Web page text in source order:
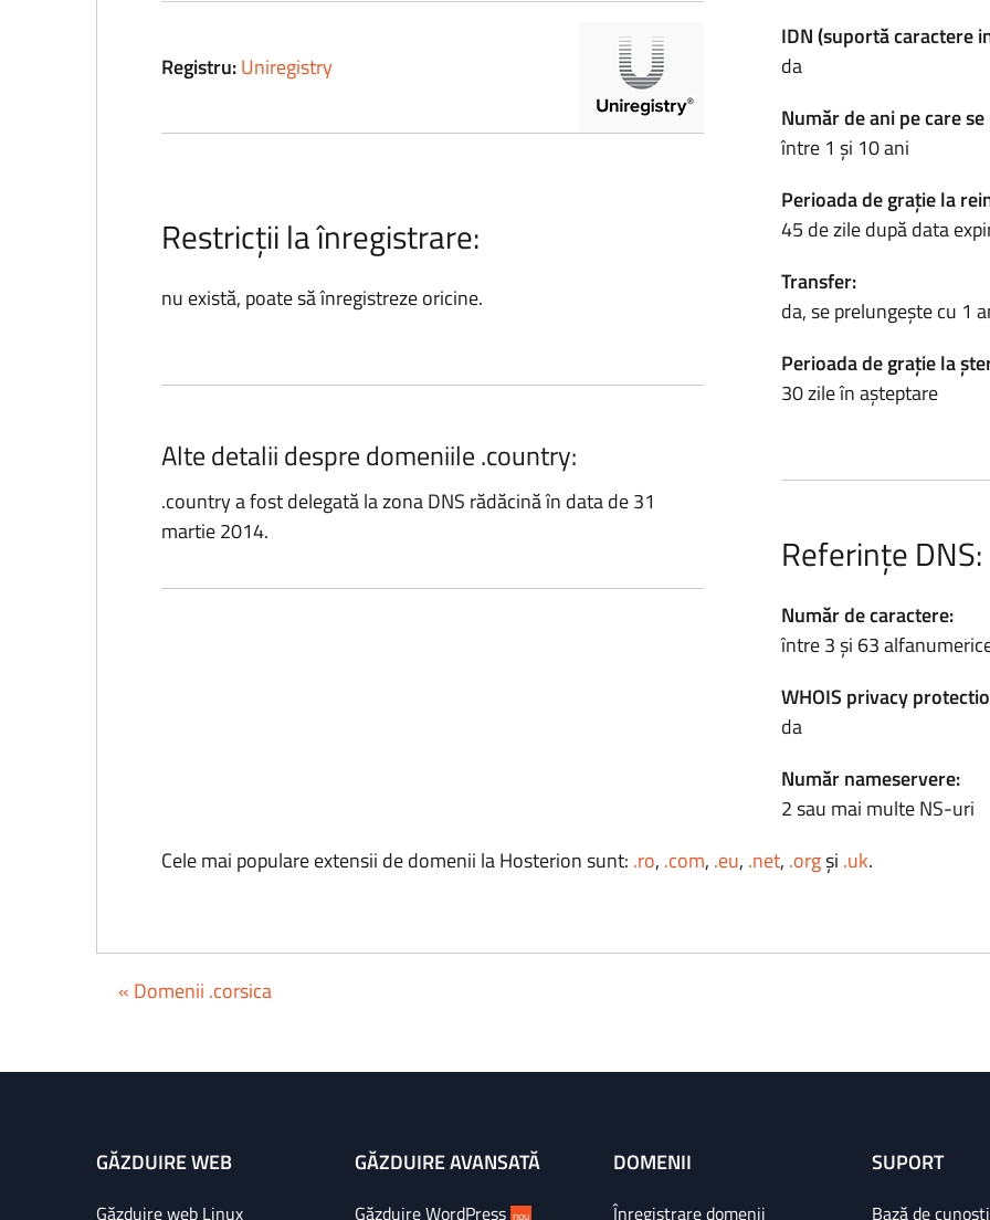
Registru:Uniregistry
Restricții la înregistrare:
nu există, poate să înregistreze oricine.
Alte detalii despre domeniile .country:
.country a fost delegată la zona DNS rădăcină în data de 31
martie 2014.
IDN (suportă caractere
da
Număr de ani pe care
între 1 și 10 ani
Perioada de grație la
45 de zile după data
Transfer:
da, se prelungește cu 1
Perioada de grație la
30 zile în așteptare
Referințe DNS:
Număr de caractere:
între 3 și 63
WHOIS privacy
da
Număr nameservere:
2 sau mai multe NS-uri
Cele mai populare extensii de domenii la Hosterion sunt: .ro, .com, .eu, .net, .orgși .uk.
« Domenii .corsica
GĂZDUIRE WEB
Găzduire web Linux
GĂZDUIRE AVANSATĂ
Găzduire WordPress nou
DOMENII
Înregistrare domenii
SUPORT
Bază de